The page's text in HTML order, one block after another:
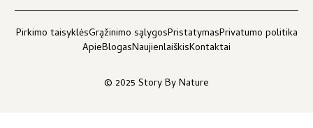
© 2025 Story By Nature
Pirkimo taisyklėsGrąžinimo sąlygosPristatymasPrivatumo politika
ApieBlogasNaujienlaiškisKontaktai